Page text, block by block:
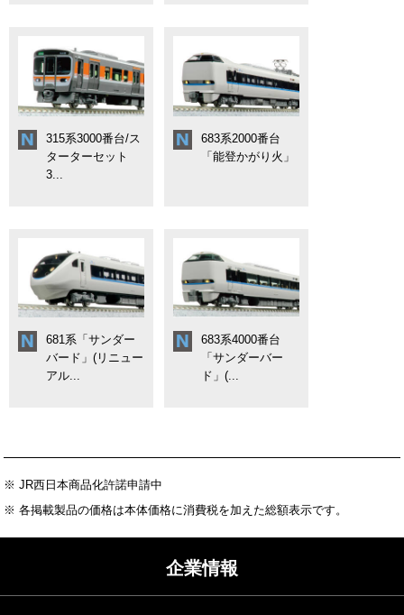
315系3000番台/ス
ターターセット
3...
683系2000番台
「能登かがり火」
681系「サンダー
バード」(リニュー
アル...
683系4000番台
「サンダーバー
ド」(...
※ JR西日本商品化許諾申請中
※ 各掲載製品の価格は本体価格に消費税を加えた総額表示です。
企業情報